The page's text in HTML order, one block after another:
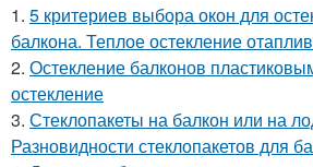
1. 5 критериев выбора окон для
балкона. Теплое остекление
2. Остекление балконов
остекление
3. Стеклопакеты на балкон или на
Разновидности стеклопакетов для